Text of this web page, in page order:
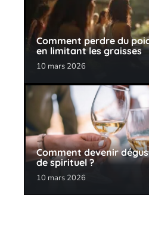
Comment perdre du
en limitant les graisses
10 mars 2026
Comment devenir
de spirituel ?
10 mars 2026